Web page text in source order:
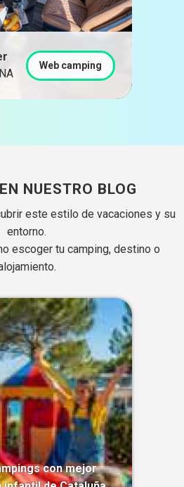
Web camping
NUESTRO BLOG
este estilo de vacaciones y su
entorno.
escoger tu camping, destino o
con mejor